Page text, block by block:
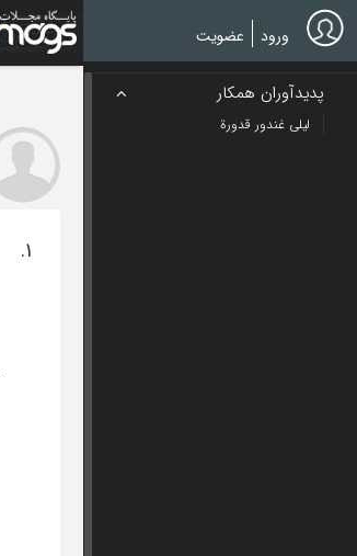
Skip
to
main
ورود عضویت
پدیدآوران همکار
لیلی غندور قدورة
1.